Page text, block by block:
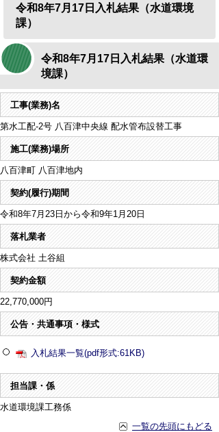
令和8年7月17日入札結果（水道環境
課）
令和8年7月17日入札結果（水道環
境課）
工事(業務)名
第水工配-2号 八百津中央線 配水管布設替工事
施工(業務)場所
八百津町 八百津地内
契約(履行)期間
令和8年7月23日から令和9年1月20日
落札業者
株式会社 土谷組
契約金額
22,770,000円
公告・共通事項・様式
入札結果一覧(pdf形式:61KB)
担当課・係
水道環境課工務係
一覧の先頭にもどる